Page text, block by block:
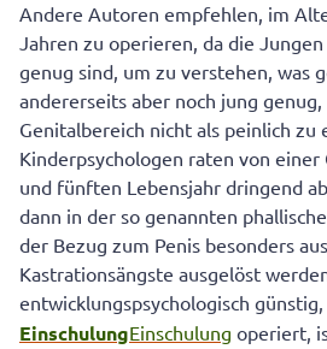
Andere Autoren empfehlen, im
Jahren zu operieren, da die
genug sind, um zu verstehen, was
andererseits aber noch jung
Genitalbereich nicht als peinlich zu
Kinderpsychologen raten von
und fünften Lebensjahr dringend
dann in der so genannten
der Bezug zum Penis besonders
Kastrationsängste ausgelöst
entwicklungspsychologisch günstig,
EinschulungEinschulung operiert,